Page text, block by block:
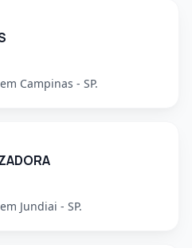
Campinas - SP.
Jundiai - SP.